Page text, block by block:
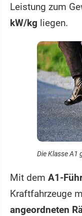
Leistung zum
kW/kg liegen.
Die Klasse A1
Mit dem A1-
Kraftfahrzeuge
angeordneten